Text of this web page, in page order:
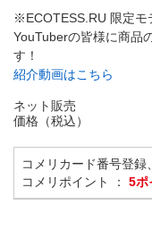
※ECOTESS.RU 限定モ
YouTuberの皆様に商品
す！
紹介動画はこちら
ネット販売
価格（税込）
コメリカード番号登
コメリポイント ： 5ポ